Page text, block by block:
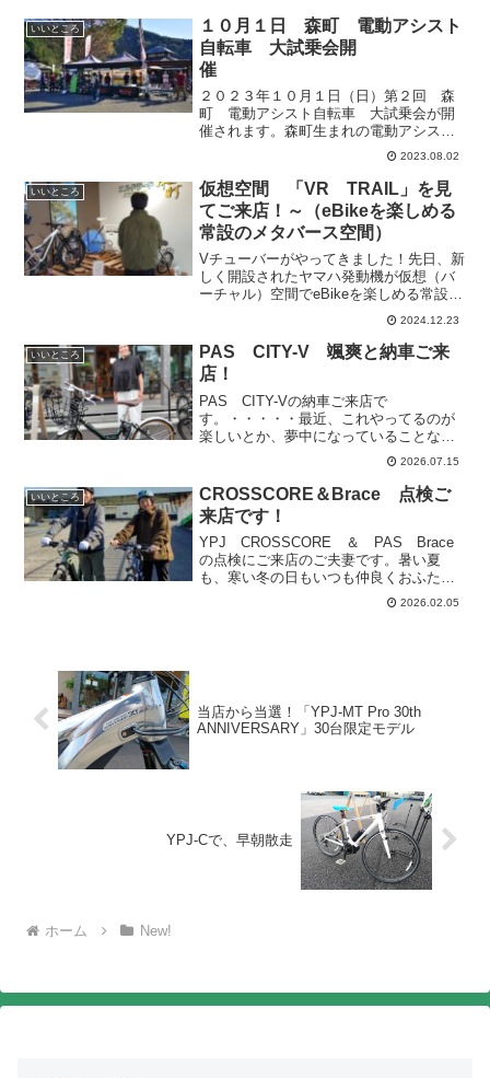
いいところ
１０月１日 森町 電動アシスト
自転車 大試乗会開
催
２０２３年１０月１日（日）第２回 森
町 電動アシスト自転車 大試乗会が開
催されます。森町生まれの電動アシスト
自転車、YAMAHA社製、DAYTONA社
製 ２社の電動アシスト自転車の試乗車
がずらりと登場します。公道走行の試乗
会です。ぜひ、試乗...
2023.08.02
いいところ
仮想空間 「VR TRAIL」を見
てご来店！～（eBikeを楽しめる
常設のメタバース空間）
Vチューバーがやってきました！先日、新
しく開設されたヤマハ発動機が仮想（バ
ーチャル）空間でeBikeを楽しめる常設の
メタバース空間「VR TRAIL（VRトレイ
ル）」を見て、当店へ来てくださいまし
た！「仮想空間から、どうして、当店
へ？？？」...
2024.12.23
いいところ
PAS CITY-V 颯爽と納車ご来
店！
PAS CITY-Vの納車ご来店で
す。・・・・・最近、これやってるのが
楽しいとか、夢中になっていることなに
かありますか？少し考えて。。。「仕事
が楽しいです！」と明るい声で答えてく
ださいました。うわー、いいですね！素
敵なお客様でした。
2026.07.15
いいところ
CROSSCORE＆Brace 点検ご
来店です！
YPJ CROSSCORE ＆ PAS Brace
の点検にご来店のご夫妻です。暑い夏
も、寒い冬の日もいつも仲良くおふたり
で来て下さいます。点検の後、小國神社
へ向かわれました。初詣で渋滞も予想さ
2026.02.05
当店から当選！「YPJ-MT Pro 30th
ANNIVERSARY」30台限定モデル
YPJ-Cで、早朝散走
ホーム New!